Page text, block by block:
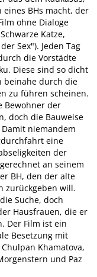
BHs macht, der
ohne Dialoge
Katze,
Sex"). Jeden Tag
die Vorstädte
Diese sind so dicht
beinahe durch die
zu führen scheinen.
Bewohner der
doch die Bauweise
niemandem
eine
der
an seinem
BH, den der alte
zurückgeben will.
Suche, doch
Hausfrauen, die er
Der Film ist ein
Besetzung mit
Khamatova,
und Paz